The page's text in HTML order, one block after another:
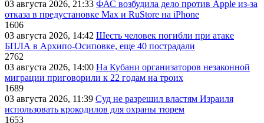
03 августа 2026, 21:33 ФАС возбудила дело против Apple из-за
отказа в предустановке Max и RuStore на iPhone
1606
03 августа 2026, 14:42 Шесть человек погибли при атаке
БПЛА в Архипо-Осиповке, еще 40 пострадали
2762
03 августа 2026, 14:00 На Кубани организаторов незаконной
миграции приговорили к 22 годам на троих
1689
03 августа 2026, 11:39 Суд не разрешил властям Израиля
использовать крокодилов для охраны тюрем
1653